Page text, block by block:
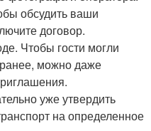
обсудить ваши
договор.
Чтобы гости могли
можно даже
уже утвердить
на определенное